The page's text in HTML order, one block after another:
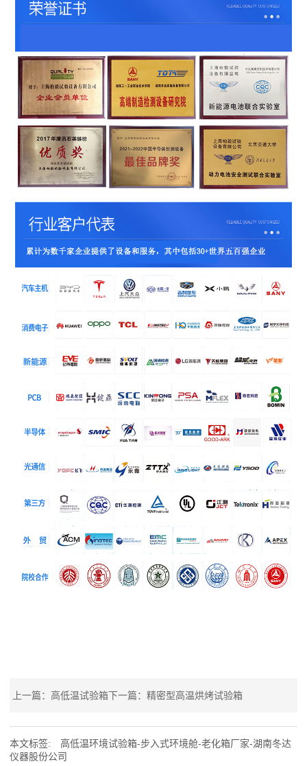
上一篇：高低温试验箱下一篇：精密型高温烘烤试验箱
本文标签:
高低温环境试验箱-步入式环境舱-老化箱厂家-湖南冬达
仪器股份公司